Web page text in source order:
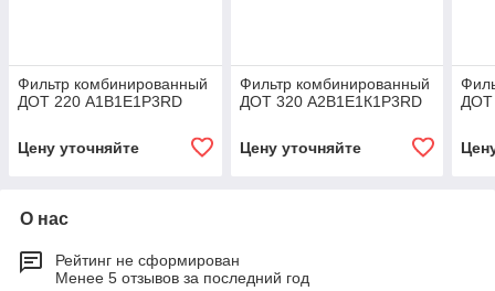
Фильтр комбинированный
ДОТ 220 А1В1Е1Р3RD
Цену уточняйте
Фильтр комбинированный
ДОТ 320 А2В1Е1К1Р3RD
Цену уточняйте
ДОТ
О нас
Рейтинг не сформирован
Менее 5 отзывов за последний год